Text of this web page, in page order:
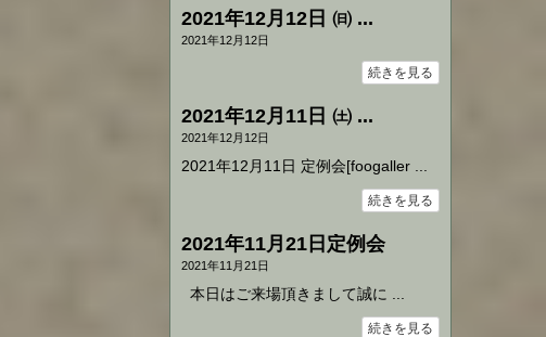
2021年12月12日 ㈰ ...
2021年12月12日
続きを見る
2021年12月11日 ㈯ ...
2021年12月12日
2021年12月11日 定例会[foogaller ...
続きを見る
2021年11月21日定例会
2021年11月21日
本日はご来場頂きまして誠に ...
続きを見る